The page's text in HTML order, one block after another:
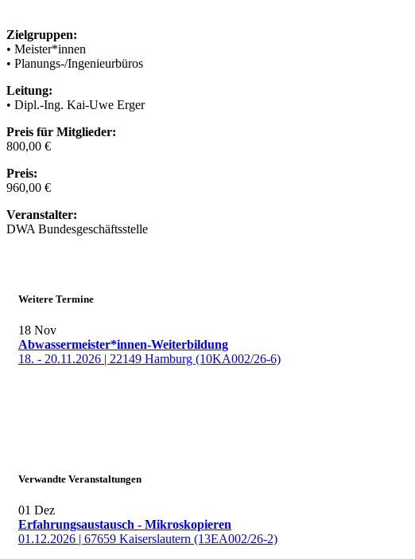
Zielgruppen:
• Meister*innen
• Planungs-/Ingenieurbüros
Leitung:
• Dipl.-Ing. Kai-Uwe Erger
Preis für Mitglieder:
800,00 €
Preis:
960,00 €
Veranstalter:
DWA Bundesgeschäftsstelle
Weitere Termine
18 Nov
Abwassermeister*innen-Weiterbildung
18. - 20.11.2026 | 22149 Hamburg (10KA002/26-6)
Verwandte Veranstaltungen
01 Dez
Erfahrungsaustausch - Mikroskopieren
01.12.2026 | 67659 Kaiserslautern (13EA002/26-2)